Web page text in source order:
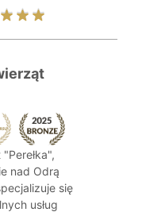
nad Odrą
się
usług